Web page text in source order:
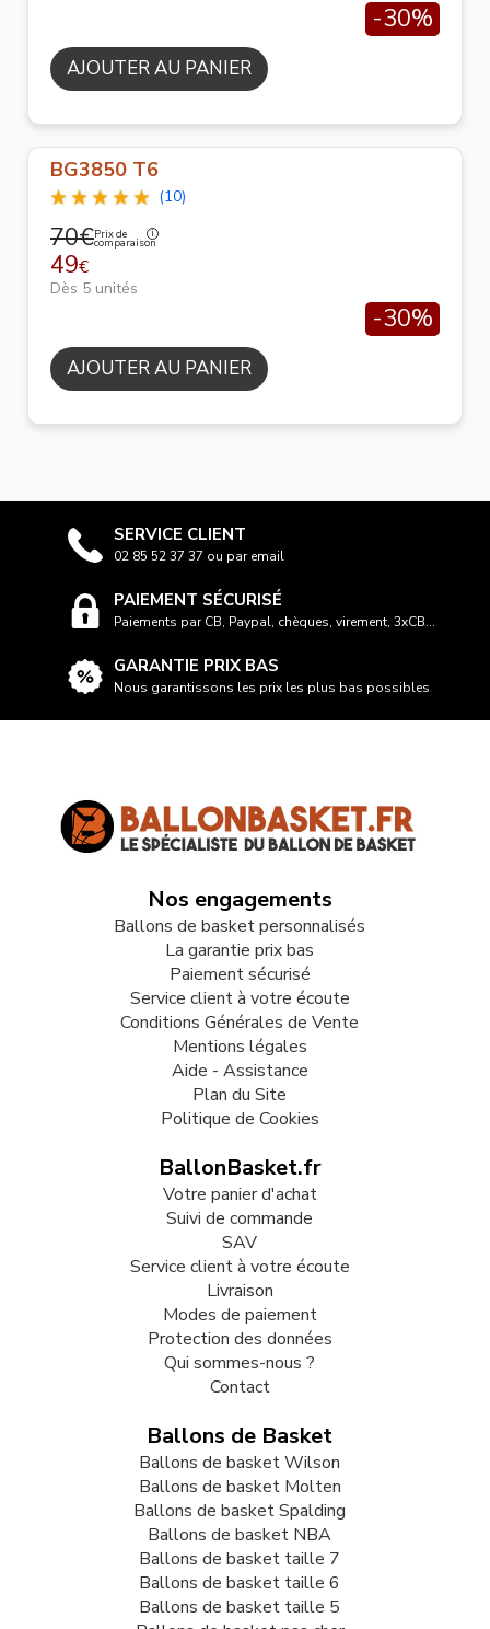
-30%
AJOUTER AU PANIER
BG3850 T6
(10)
70€Prix de
comparaison
49€
Dès 5 unités
-30%
AJOUTER AU PANIER
SERVICE CLIENT
02 85 52 37 37 ou par email
PAIEMENT SÉCURISÉ
Paiements par CB, Paypal, chèques, virement, 3xCB...
GARANTIE PRIX BAS
Nous garantissons les prix les plus bas possibles
Nos engagements
Ballons de basket personnalisés
La garantie prix bas
Paiement sécurisé
Service client à votre écoute
Conditions Générales de Vente
Mentions légales
Aide - Assistance
Plan du Site
Politique de Cookies
BallonBasket.fr
Votre panier d'achat
Suivi de commande
SAV
Service client à votre écoute
Livraison
Modes de paiement
Protection des données
Qui sommes-nous ?
Contact
Ballons de Basket
Ballons de basket Wilson
Ballons de basket Molten
Ballons de basket Spalding
Ballons de basket NBA
Ballons de basket taille 7
Ballons de basket taille 6
Ballons de basket taille 5